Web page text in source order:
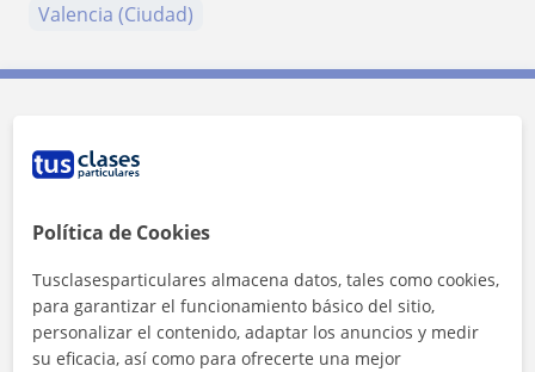
Valencia (Ciudad)
Contacta con Erika Louise
Política de Cookies
Tusclasesparticulares almacena datos, tales como cookies,
para garantizar el funcionamiento básico del sitio,
personalizar el contenido, adaptar los anuncios y medir
su eficacia, así como para ofrecerte una mejor